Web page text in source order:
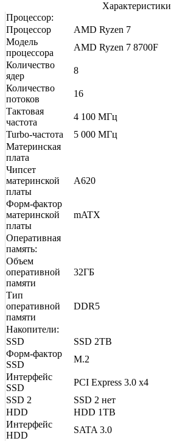
Характеристики
Процессор:
Процессор
AMD Ryzen 7
Модель
процессора
AMD Ryzen 7 8700F
Количество
ядер
8
Количество
потоков
16
Тактовая
частота
4 100 МГц
Turbo-частота
5 000 МГц
Материнская
плата
Чипсет
материнской
платы
A620
Форм-фактор
материнской
платы
mATX
Оперативная
память:
Объем
оперативной
памяти
32ГБ
Тип
оперативной
памяти
DDR5
Накопители:
SSD
SSD 2TB
Форм-фактор
SSD
M.2
Интерфейс
SSD
PCI Express 3.0 x4
SSD 2
SSD 2 нет
HDD
HDD 1TB
Интерфейс
HDD
SATA 3.0